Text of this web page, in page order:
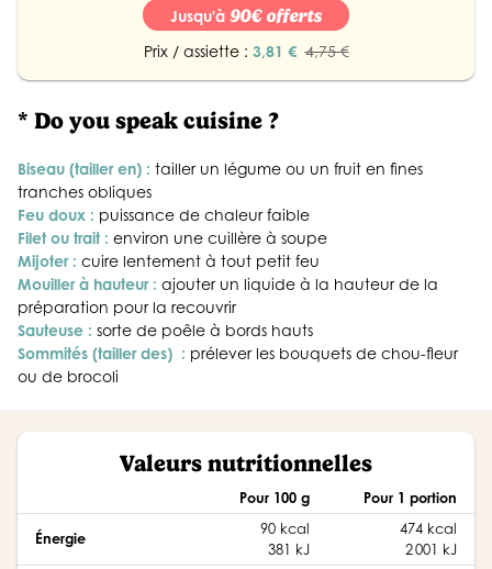
Jusqu'à 90€ offerts
Prix / assiette : 3,81 € 4,75 €
* Do you speak cuisine ?
Biseau (tailler en) : tailler un légume ou un fruit en fines
tranches obliques
Feu doux : puissance de chaleur faible
Filet ou trait : environ une cuillère à soupe
Mijoter : cuire lentement à tout petit feu
Mouiller à hauteur : ajouter un liquide à la hauteur de la
préparation pour la recouvrir
Sauteuse : sorte de poêle à bords hauts
Sommités (tailler des) : prélever les bouquets de chou-fleur
ou de brocoli
Valeurs nutritionnelles
Pour 100 g Pour 1 portion
Énergie
90 kcal
381 kJ
474 kcal
2 001 kJ